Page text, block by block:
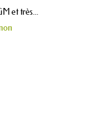
et très...